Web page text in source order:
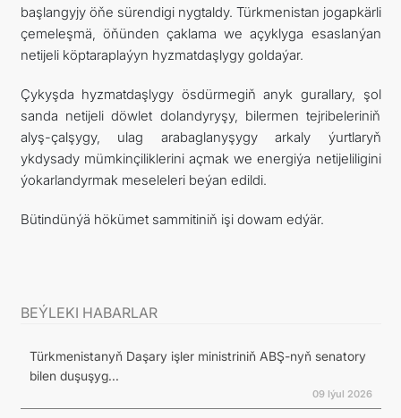
başlangyjy öňe sürendigi nygtaldy. Türkmenistan jogapkärli
çemeleşmä, öňünden çaklama we açyklyga esaslanýan
netijeli köptaraplaýyn hyzmatdaşlygy goldaýar.
Çykyşda hyzmatdaşlygy ösdürmegiň anyk gurallary, şol
sanda netijeli döwlet dolandyryşy, bilermen tejribeleriniň
alyş-çalşygy, ulag arabaglanyşygy arkaly ýurtlaryň
ykdysady mümkinçiliklerini açmak we energiýa netijeliligini
ýokarlandyrmak meseleleri beýan edildi.
Bütindünýä hökümet sammitiniň işi dowam edýär.
BEÝLEKI HABARLAR
Türkmenistanyň Daşary işler ministriniň ABŞ-nyň senatory
bilen duşuşyg...
09 Iýul 2026